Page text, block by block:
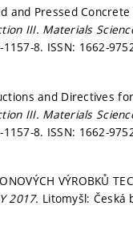
and Pressed
III. Materials
8. ISSN: 1662-
and Directives
III. Materials
8. ISSN: 1662-
VÝROBKŮ
2017. Litomyšl: Česká